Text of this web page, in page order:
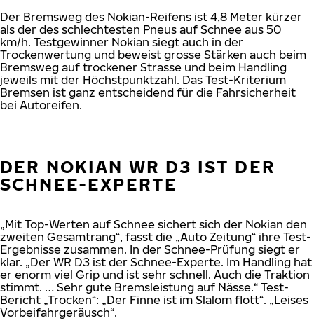
Der Bremsweg des Nokian-Reifens ist 4,8 Meter kürzer
als der des schlechtesten Pneus auf Schnee aus 50
km/h. Testgewinner Nokian siegt auch in der
Trockenwertung und beweist grosse Stärken auch beim
Bremsweg auf trockener Strasse und beim Handling
jeweils mit der Höchstpunktzahl. Das Test-Kriterium
Bremsen ist ganz entscheidend für die Fahrsicherheit
bei Autoreifen.
DER NOKIAN WR D3 IST DER
SCHNEE-EXPERTE
„Mit Top-Werten auf Schnee sichert sich der Nokian den
zweiten Gesamtrang“, fasst die „Auto Zeitung“ ihre Test-
Ergebnisse zusammen. In der Schnee-Prüfung siegt er
klar. „Der WR D3 ist der Schnee-Experte. Im Handling hat
er enorm viel Grip und ist sehr schnell. Auch die Traktion
stimmt. … Sehr gute Bremsleistung auf Nässe.“ Test-
Bericht „Trocken“: „Der Finne ist im Slalom flott“. „Leises
Vorbeifahrgeräusch“.